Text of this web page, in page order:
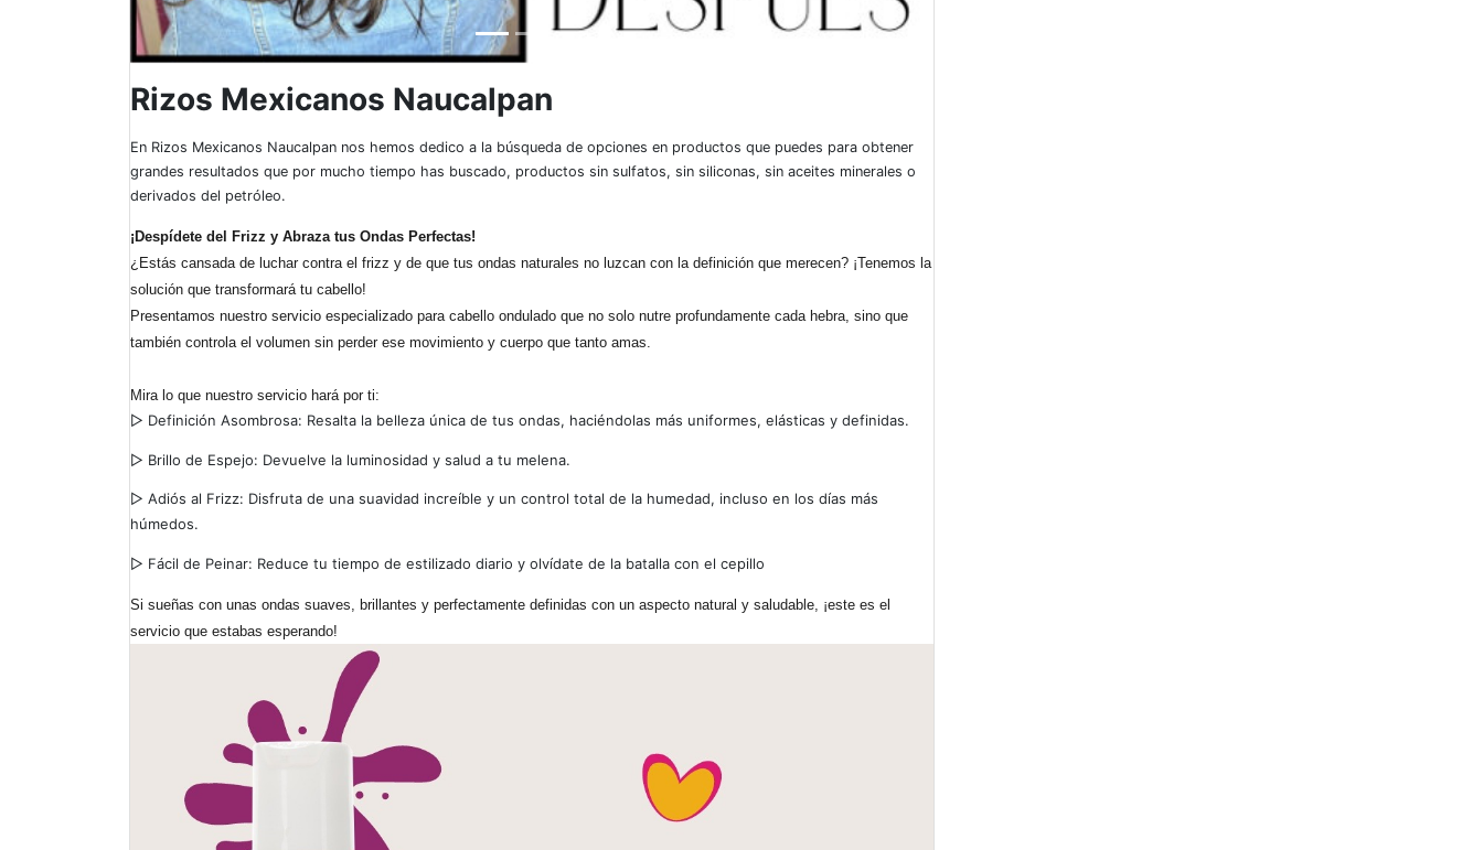
Rizos Mexicanos Naucalpan
En Rizos Mexicanos Naucalpan nos hemos dedico a la búsqueda de opciones en productos que puedes para obtener
grandes resultados que por mucho tiempo has buscado, productos sin sulfatos, sin siliconas, sin aceites minerales o
derivados del petróleo.
¡Despídete del Frizz y Abraza tus Ondas Perfectas!
¿Estás cansada de luchar contra el frizz y de que tus ondas naturales no luzcan con la definición que merecen? ¡Tenemos la
solución que transformará tu cabello!
Presentamos nuestro servicio especializado para cabello ondulado que no solo nutre profundamente cada hebra, sino que
también controla el volumen sin perder ese movimiento y cuerpo que tanto amas.
Mira lo que nuestro servicio hará por ti:
▷ Definición Asombrosa: Resalta la belleza única de tus ondas, haciéndolas más uniformes, elásticas y definidas.
▷ Brillo de Espejo: Devuelve la luminosidad y salud a tu melena.
▷ Adiós al Frizz: Disfruta de una suavidad increíble y un control total de la humedad, incluso en los días más
húmedos.
▷ Fácil de Peinar: Reduce tu tiempo de estilizado diario y olvídate de la batalla con el cepillo
Si sueñas con unas ondas suaves, brillantes y perfectamente definidas con un aspecto natural y saludable, ¡este es el
servicio que estabas esperando!